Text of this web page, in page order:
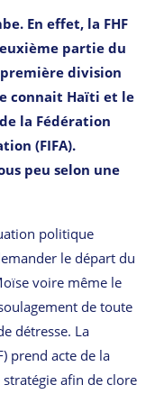
En effet, la FHF
partie du
division
connait Haïti et le
la Fédération
(FIFA).
peu selon une
politique
le départ du
voire même le
de toute
détresse. La
prend acte de la
afin de clore